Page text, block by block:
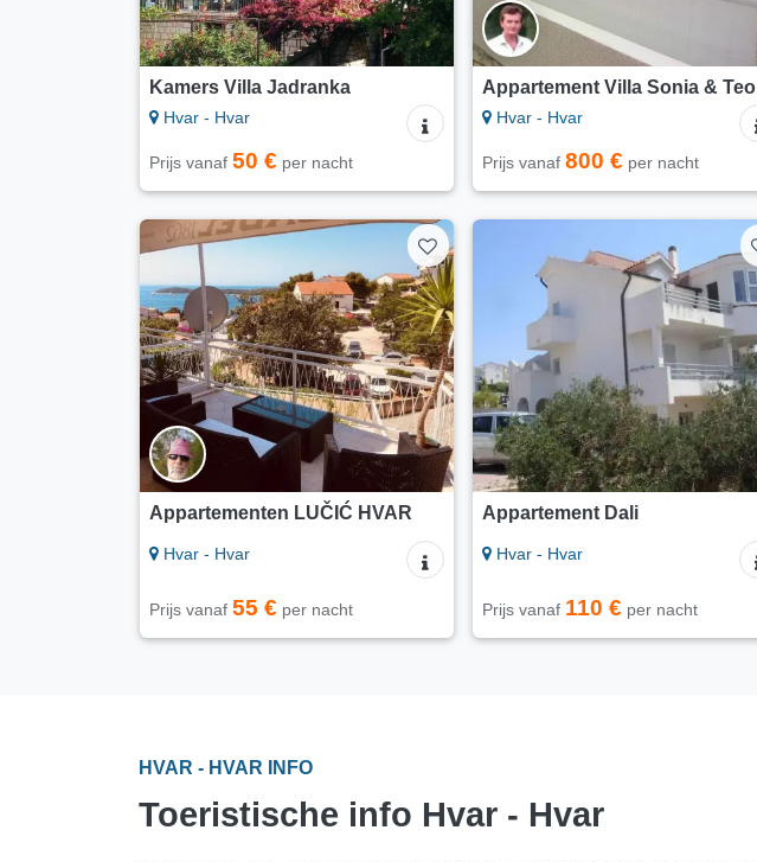
Kamers Villa Jadranka
Hvar - Hvar
Prijs vanaf 50 € per nacht
Appartement Villa Sonia & Teo
Hvar - Hvar
Prijs vanaf 800 € per nacht
Appartementen LUČIĆ HVAR
Hvar - Hvar
Prijs vanaf 55 € per nacht
Appartement Dali
Hvar - Hvar
Prijs vanaf 110 € per nacht
HVAR - HVAR INFO
Toeristische info Hvar - Hvar